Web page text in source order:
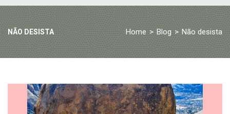
NÃO DESISTA Home > Blog > Não desista